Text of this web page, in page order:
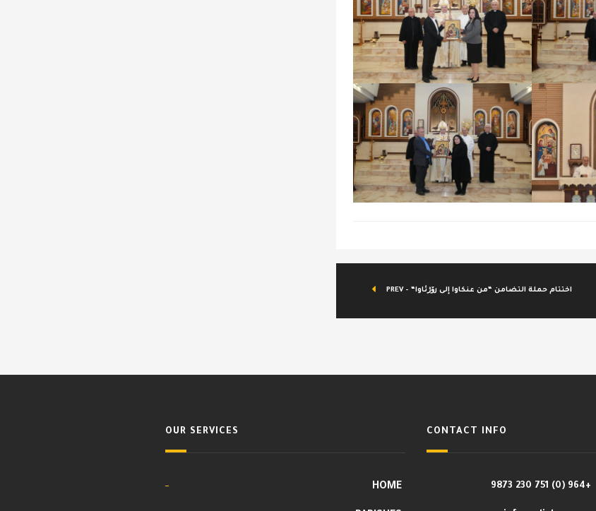
PREV - “اختتام حملة التضامن “من عنكاوا إلى رۆژئاوا
CONTACT INFO
+964 (0) 751 230 9873
OUR SERVICES
HOME